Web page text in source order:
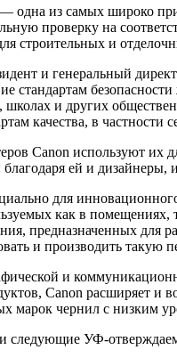
из самых широко
проверку на
строительных и
и генеральный
стандартам
школах и других
качества, в
Canon используют их
ей и
для
как в
предназначенных для
и производить такую
и
Canon расширяет
марок чернил с низким
УФ-